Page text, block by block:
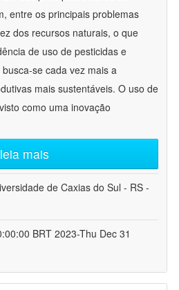
entre os principais problemas
dos recursos naturais, o que
de uso de pesticidas e
se cada vez mais a
mais sustentáveis. O uso de
como uma inovação
leia mais
de Caxias do Sul - RS -
BRT 2023-Thu Dec 31